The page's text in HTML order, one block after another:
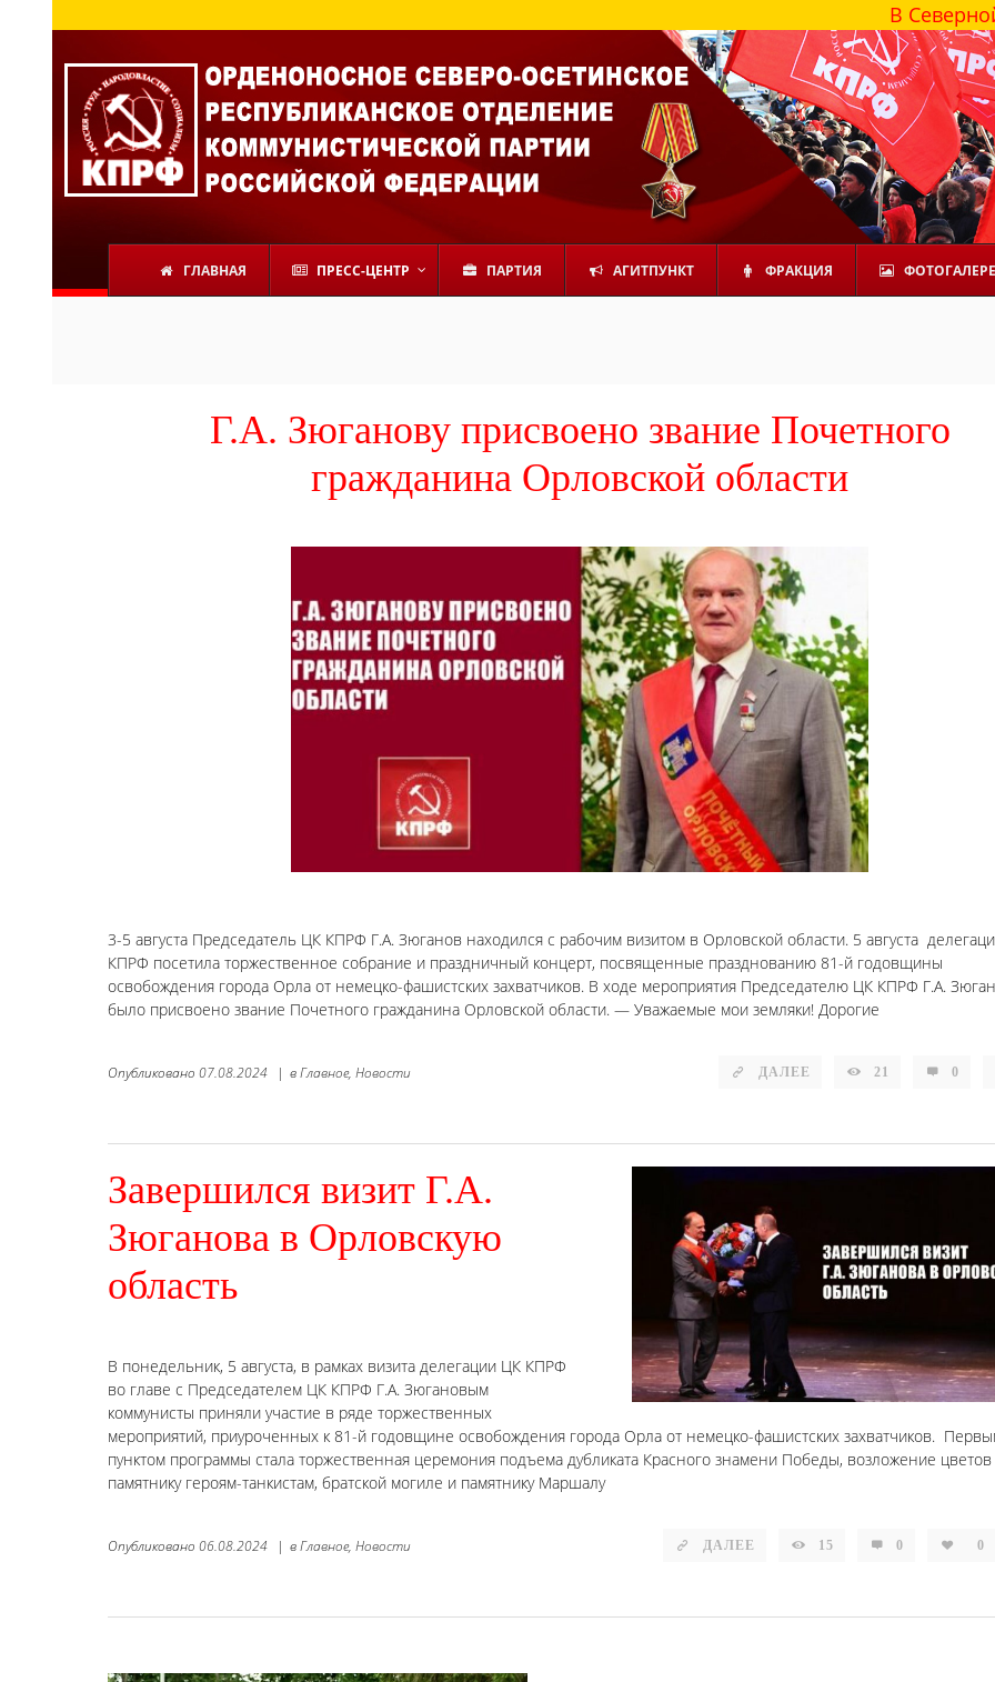
В Северной Осетии
ГЛАВНАЯ ПРЕСС-ЦЕНТР ПАРТИЯ АГИТПУНКТ ФРАКЦИЯ
Г.А. Зюганову присвоено звание Почетного
гражданина Орловской области
3-5 августа Председатель ЦК КПРФ Г.А. Зюганов находился с рабочим визитом в Орловской области. 5 августа
КПРФ посетила торжественное собрание и праздничный концерт, посвященные празднованию 81-й годовщины
освобождения города Орла от немецко-фашистских захватчиков. В ходе мероприятия Председателю ЦК КПРФ Г.А.
было присвоено звание Почетного гражданина Орловской области. — Уважаемые мои земляки! Дорогие
ДАЛЕЕ 21 0
Опубликовано 07.08.2024 | вГлавное, Новости
Завершился визит Г.А.
Зюганова в Орловскую
область
В понедельник, 5 августа, в рамках визита делегации ЦК КПРФ
во главе с Председателем ЦК КПРФ Г.А. Зюгановым
коммунисты приняли участие в ряде торжественных
мероприятий, приуроченных к 81-й годовщине освобождения города Орла от немецко-фашистских захватчиков.
пунктом программы стала торжественная церемония подъема дубликата Красного знамени Победы, возложение цветов
памятнику героям-танкистам, братской могиле и памятнику Маршалу
ДАЛЕЕ 15 0 0
Опубликовано 06.08.2024 | вГлавное, Новости